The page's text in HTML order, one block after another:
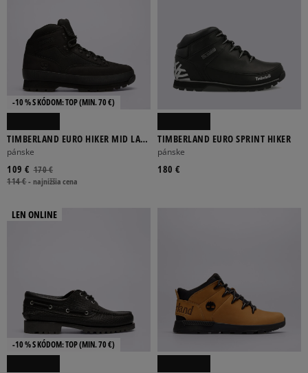
-10 % S KÓDOM: TOP (MIN. 70 €)
TIMBERLAND EURO HIKER MID LACE
BOOT
pánske
170 €
109 €
114 €-najnižšia cena
TIMBERLAND EURO SPRINT HIKER
pánske
180 €
LEN ONLINE
-10 % S KÓDOM: TOP (MIN. 70 €)